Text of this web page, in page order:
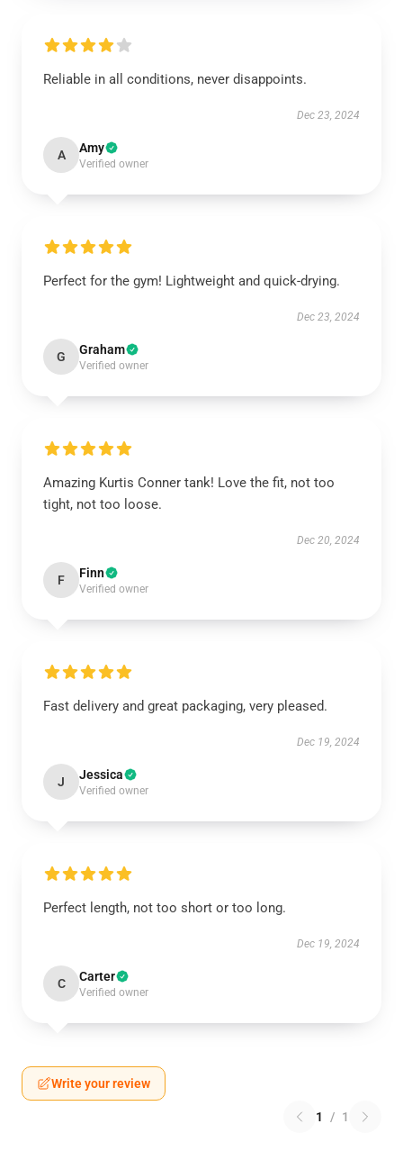
Reliable in all conditions, never disappoints.
Dec 23, 2024
A Amy
Verified owner
Perfect for the gym! Lightweight and quick-drying.
Dec 23, 2024
G Graham
Verified owner
Amazing Kurtis Conner tank! Love the fit, not too
tight, not too loose.
Dec 20, 2024
F Finn
Verified owner
Fast delivery and great packaging, very pleased.
Dec 19, 2024
J Jessica
Verified owner
Perfect length, not too short or too long.
Dec 19, 2024
C Carter
Verified owner
Write your review
1 / 1